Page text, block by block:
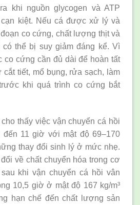
khi nguồn glycogen và ATP
kiệt. Nếu cá được xử lý và
co cứng, chất lượng thịt và
thể bị suy giảm đáng kể. Vì
co cứng cần đủ dài để hoàn tất
cắt tiết, mổ bụng, rửa sạch, làm
khi quá trình co cứng bắt
thấy việc vận chuyển cá hồi
đến 11 giờ với mật độ 69–170
thay đổi sinh lý ở mức nhẹ.
về chất chuyển hóa trong cơ
khi vận chuyển cá hồi vân
10,5 giờ ở mật độ 167 kg/m³
hạn chế đến chất lượng sản